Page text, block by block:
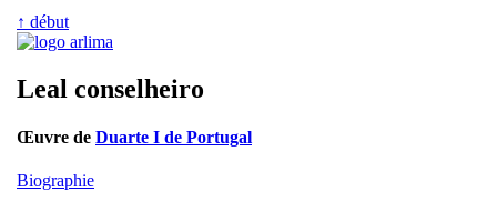
↑ début
Leal conselheiro
Œuvre de Duarte I de Portugal
Biographie